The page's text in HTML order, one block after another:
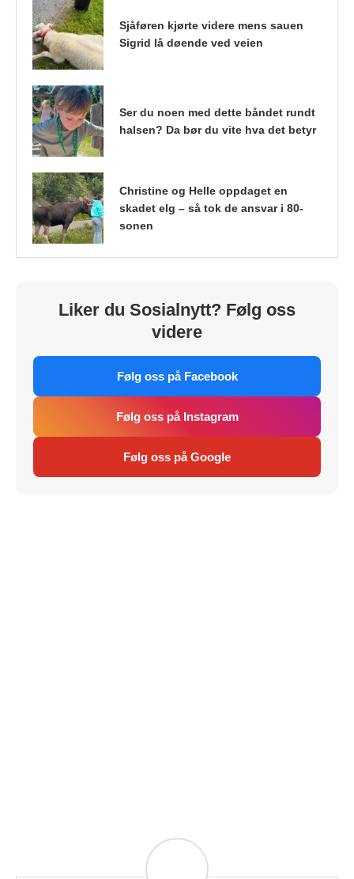
Sjåføren kjørte videre mens sauen
Sigrid lå døende ved veien
Ser du noen med dette båndet rundt
halsen? Da bør du vite hva det betyr
Christine og Helle oppdaget en
skadet elg – så tok de ansvar i 80-
sonen
Liker du Sosialnytt? Følg oss
videre
Følg oss på Facebook
Følg oss på Instagram
Følg oss på Google